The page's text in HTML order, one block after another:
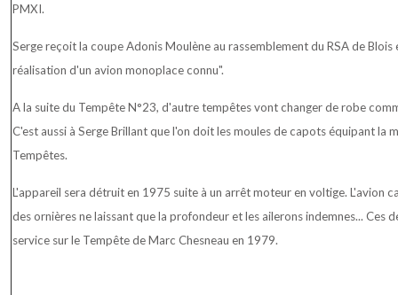
PMXI.
Serge reçoit la coupe Adonis Moulène au rassemblement du RSA de
réalisation d'un avion monoplace connu".
A la suite du Tempête N°23, d'autre tempêtes vont changer de robe
C'est aussi à Serge Brillant que l'on doit les moules de capots équipant la
Tempêtes.
L'appareil sera détruit en 1975 suite à un arrêt moteur en voltige. L'avion
des ornières ne laissant que la profondeur et les ailerons indemnes... Ces
service sur le Tempête de Marc Chesneau en 1979.